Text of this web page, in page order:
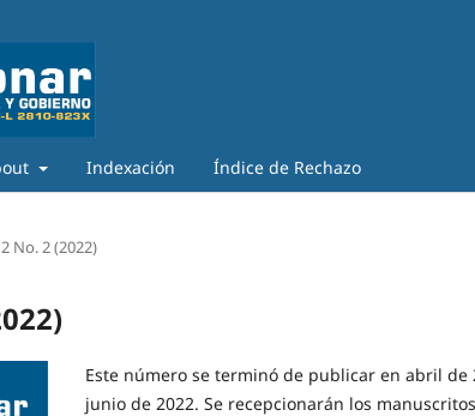
Indexación Índice de Rechazo
No. 2 (2022)
Este número se terminó de publicar en abril de
junio de 2022. Se recepcionarán los